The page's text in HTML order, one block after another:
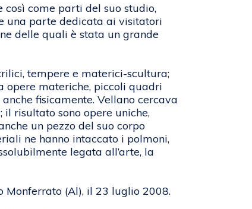
come parti del suo studio,
una parte dedicata ai visitatori
delle quali è stata un grande
tempere e materici-scultura;
opere materiche, piccoli quadri
fisicamente. Vellano cercava
risultato sono opere uniche,
un pezzo del suo corpo
ne hanno intaccato i polmoni,
legata all’arte, la
Monferrato (Al), il 23 luglio 2008.